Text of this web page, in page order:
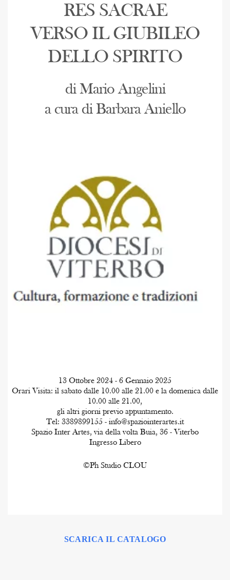
RES SACRAE
VERSO IL GIUBILEO
DELLO SPIRITO
di Mario Angelini
a cura di Barbara Aniello
13 Ottobre 2024 - 6 Gennaio 2025
Orari Visita: il sabato dalle 10.00 alle 21.00 e la domenica dalle
10.00 alle 21.00,
gli altri giorni previo appuntamento.
Tel: 3389899155 - info@spaziointerartes.it
Spazio Inter Artes, via della volta Buia, 36 - Viterbo
Ingresso Libero
©Ph Studio CLOU
SCARICA IL CATALOGO